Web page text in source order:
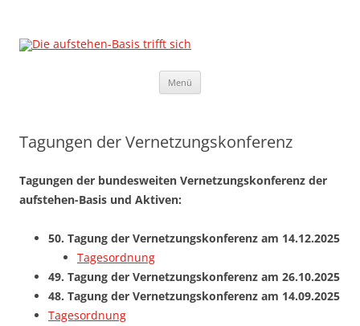
Menü
Tagungen der Vernetzungskonferenz
Tagungen der bundesweiten Vernetzungskonferenz der
aufstehen-Basis und Aktiven:
50. Tagung der Vernetzungskonferenz am 14.12.2025
Tagesordnung
49. Tagung der Vernetzungskonferenz am 26.10.2025
48. Tagung der Vernetzungskonferenz am 14.09.2025
Tagesordnung